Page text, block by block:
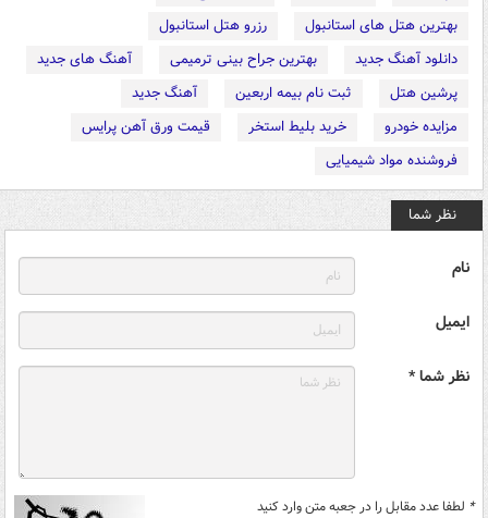
بهترین هتل های استانبول
رزرو هتل استانبول
دانلود آهنگ جدید
بهترین جراح بینی ترمیمی
آهنگ های جدید
پرشین هتل
ثبت نام بیمه اربعین
آهنگ جدید
مزایده خودرو
خرید بلیط استخر
قیمت ورق آهن پرایس
فروشنده مواد شیمیایی
نظر شما
نام
ایمیل
نظر شما *
* لطفا عدد مقابل را در جعبه متن وارد کنید